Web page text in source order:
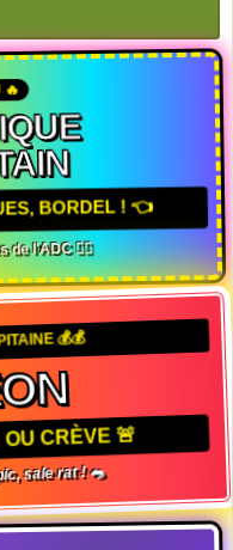
🔥
BORDEL ! 👈
de l'ADC 🏴‍☠️
💰💰
CRÈVE 🚨
sale rat ! 🐀